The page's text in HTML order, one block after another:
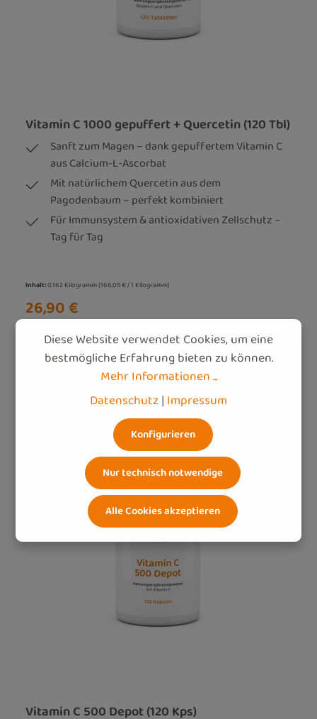
Vitamin C 1000 gepuffert + Quercetin (120 Tbl)
Sanft zum Magen – dank gepuffertem Vitamin C
aus Calcium-L-Ascorbat
Mit natürlichem Quercetin aus dem
Pagodenbaum – perfekt kombiniert
Für Immunsystem & antioxidativen Zellschutz –
Tag für Tag
Inhalt:0.162 Kilogramm(166,05 € / 1 Kilogramm)
26,90 €
In den Warenkorb
Vitamin C 500 Depot (120 Kps)
Diese Website verwendet Cookies, um eine
bestmögliche Erfahrung bieten zu können.
Mehr Informationen ...
Datenschutz| Impressum
Nur technisch notwendige
Konfigurieren
Alle Cookies akzeptieren